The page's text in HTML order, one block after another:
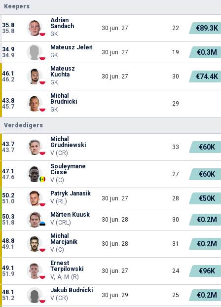
Keepers
35.8
35.8
Adrian
Sandach
GK
30 jun. 27 22 €89.3K
34.9
34.9
Mateusz Jeleń
GK
30 jun. 27 19 €0.3M
46.1
46.2
Mateusz
Kuchta
GK
30 jun. 27 30 €74.4K
43.8
45.7
Michal
Brudnicki
GK
29
Verdedigers
43.7
43.7
Michal
Grudniewski
V (CR)
33 €60K
47.1
47.6
Souleymane
Cissé
V (C)
27 €60K
50.2
51.0
Patryk Janasik
V (RL)
30 jun. 27 28 €50K
50.3
51.8
Märten Kuusk
V (CRL)
30 jun. 28 30 €0.2M
48.8
49.1
Michal
Marcjanik
V (C)
30 jun. 28 31 €0.2M
49.1
51.9
Ernest
Terpilowski
V, A, M (R)
30 jun. 27 24 €96K
48.1
51.2
Jakub Budnicki
V (CR)
30 jun. 29 25 €0.2M